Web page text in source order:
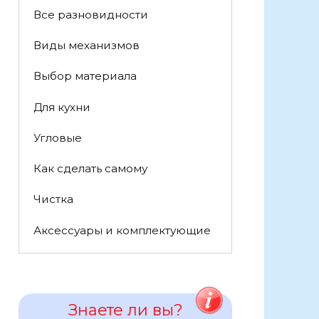
Все разновидности
Виды механизмов
Выбор материала
Для кухни
Угловые
Как сделать самому
Чистка
Аксессуары и комплектующие
Знаете ли вы?